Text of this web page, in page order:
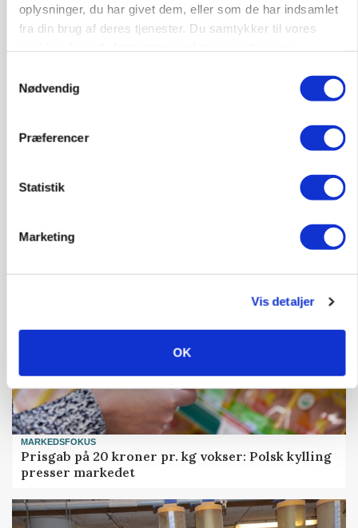
oplysninger, du har givet dem, eller som de har indsamlet
fra din brug af deres tjenester. Du samtykker til vores
Nødvendig
Præferencer
Statistik
Marketing
Vis detaljer
OK
MARKEDSFOKUS
Prisgab på 20 kroner pr. kg vokser: Polsk kylling
presser markedet